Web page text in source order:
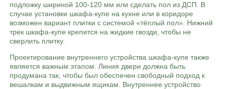
подложку шириной 100-120 мм или сделать пол из ДСП. В
случае установки шкафа-купе на кухне или в коридоре
возможен вариант плитки с системой «тёплый пол». Нижний
трек шкафа-купе крепится на жидкие гвозди, чтобы не
сверлить плитку.
Проектирование внутреннего устройства шкафа-купе также
является важным этапом. Линия двери должна быть
продумана так, чтобы был обеспечен свободный подход к
вешалкам и выдвижным ящикам. Внутреннее устройство